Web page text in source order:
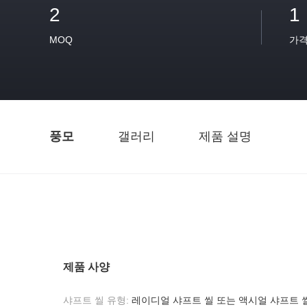
2
MOQ
1
가격
풍모 갤러리 제품 설명
제품 사양
샤프트 씰 유형: 레이디얼 샤프트 씰 또는 액시얼 샤프트